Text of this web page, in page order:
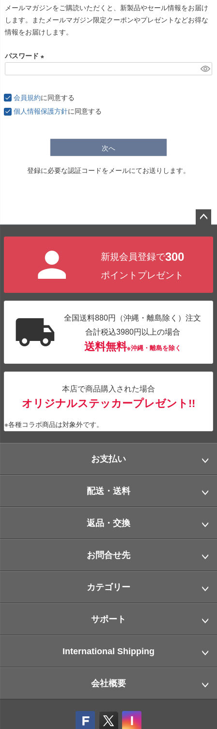
須
)
メールマガジンをご購読いただくと、新製品やセール情報をお届け
します。またメールマガジン限定クーポンやプレゼントなどお得な
情報をお届けします。
パスワード
須
)
会員規約に同意する
個人情報保護方針に同意する
次へ
登録に必要な認証コードをメールにてお送りします。
新規会員登録で300
ポイントプレゼント
全国送料880円（沖縄・離島除く）注文
合計税込3980円以上の場合
送料無料※沖縄・離島を除く
本店で商品購入された場合
オリジナルステッカープレゼント!!
※各種コラボ商品は対象外です。
お支払い
配送・送料
返品・交換
お問合せ先
カテゴリー
サポート
International Shipping
会社概要